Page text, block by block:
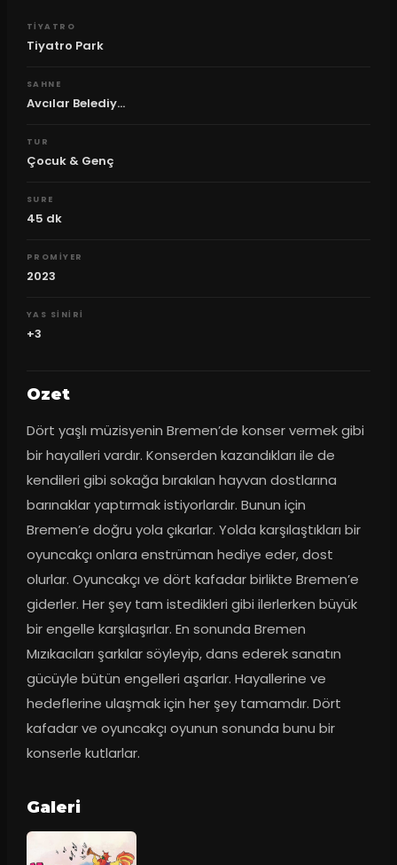
TIYATRO
Tiyatro Park
SAHNE
Avcılar Belediy...
TUR
Çocuk & Genç
SURE
45 dk
PROMIYER
2023
YAS SINIRI
+3
Ozet
Dört yaşlı müzisyenin Bremen’de konser vermek gibi
bir hayalleri vardır. Konserden kazandıkları ile de
kendileri gibi sokağa bırakılan hayvan dostlarına
barınaklar yaptırmak istiyorlardır. Bunun için
Bremen’e doğru yola çıkarlar. Yolda karşılaştıkları bir
oyuncakçı onlara enstrüman hediye eder, dost
olurlar. Oyuncakçı ve dört kafadar birlikte Bremen’e
giderler. Her şey tam istedikleri gibi ilerlerken büyük
bir engelle karşılaşırlar. En sonunda Bremen
Mızıkacıları şarkılar söyleyip, dans ederek sanatın
gücüyle bütün engelleri aşarlar. Hayallerine ve
hedeflerine ulaşmak için her şey tamamdır. Dört
kafadar ve oyuncakçı oyunun sonunda bunu bir
konserle kutlarlar.
Galeri